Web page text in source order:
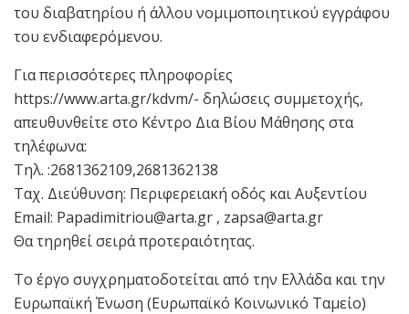
του διαβατηρίου ή άλλου νομιμοποιητικού εγγράφου
του ενδιαφερόμενου.
Για περισσότερες πληροφορίες
https://www.arta.gr/kdvm/- δηλώσεις συμμετοχής,
απευθυνθείτε στο Κέντρο Δια Βίου Μάθησης στα
τηλέφωνα:
Τηλ. :2681362109,2681362138
Ταχ. Διεύθυνση: Περιφερειακή οδός και Αυξεντίου
Email: Papadimitriou@arta.gr , zapsa@arta.gr
Θα τηρηθεί σειρά προτεραιότητας.
Το έργο συγχρηματοδοτείται από την Ελλάδα και την
Ευρωπαϊκή Ένωση (Ευρωπαϊκό Κοινωνικό Ταμείο)